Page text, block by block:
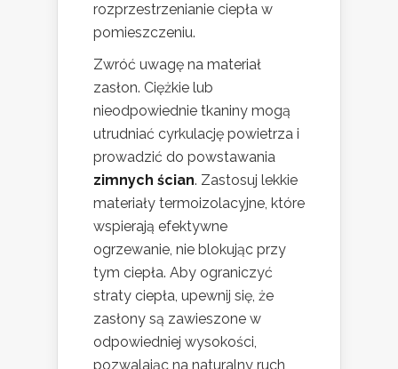
rozprzestrzenianie ciepła w
pomieszczeniu.
Zwróć uwagę na materiał
zasłon. Ciężkie lub
nieodpowiednie tkaniny mogą
utrudniać cyrkulację powietrza i
prowadzić do powstawania
zimnych ścian. Zastosuj lekkie
materiały termoizolacyjne, które
wspierają efektywne
ogrzewanie, nie blokując przy
tym ciepła. Aby ograniczyć
straty ciepła, upewnij się, że
zasłony są zawieszone w
odpowiedniej wysokości,
pozwalając na naturalny ruch